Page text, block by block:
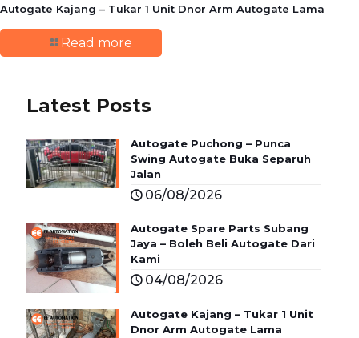
Autogate Kajang – Tukar 1 Unit Dnor Arm Autogate Lama
Read more
Latest Posts
Autogate Puchong – Punca
Swing Autogate Buka Separuh
Jalan
06/08/2026
Autogate Spare Parts Subang
Jaya – Boleh Beli Autogate Dari
Kami
04/08/2026
Autogate Kajang – Tukar 1 Unit
Dnor Arm Autogate Lama